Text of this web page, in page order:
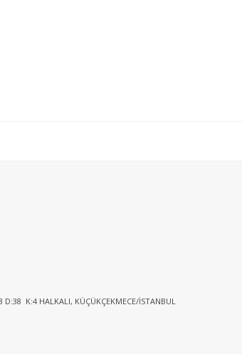
D:38 K:4 HALKALI, KÜÇÜKÇEKMECE/İSTANBUL